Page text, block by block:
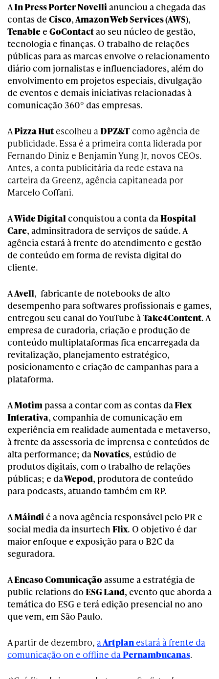
AIn Press Porter Novellianunciou a chegada das
contas de Cisco,Amazon Web Services (AWS),
Tenable e GoContactao seu núcleo de gestão,
tecnologia e finanças. O trabalho de relações
públicas para as marcas envolve o relacionamento
diário com jornalistas e influenciadores, além do
envolvimento em projetos especiais, divulgação
de eventos e demais iniciativas relacionadas à
comunicação 360° das empresas.
APizza Hut escolheu aDPZ&T como agência de
publicidade. Essa é a primeira conta liderada por
Fernando Diniz e Benjamin Yung Jr, novos CEOs.
Antes, a conta publicitária da rede estava na
carteira da Greenz, agência capitaneada por
Marcelo Coffani.
AWide Digital conquistou a conta daHospital
Care, adminsitradora de serviços de saúde. A
agência estará à frente do atendimento e gestão
de conteúdo em forma de revista digital do
cliente.
AAvell, fabricante de notebooks de alto
desempenho para softwares profissionais e games,
entregou seu canal do YouTube àTake4Content. A
empresa de curadoria, criação e produção de
conteúdo multiplataformas fica encarregada da
revitalização, planejamento estratégico,
posicionamento e criação de campanhas para a
plataforma.
AMotim passa a contar com as contas daFlex
Interativa, companhia de comunicação em
experiência em realidade aumentada e metaverso,
à frente da assessoria de imprensa e conteúdos de
alta performance; daNovatics, estúdio de
produtos digitais, com o trabalho de relações
públicas; e daWepod, produtora de conteúdo
para podcasts, atuando também em RP.
AMáindi é a nova agência responsável pelo PR e
social media da insurtech Flix. O objetivo é dar
maior enfoque e exposição para o B2C da
seguradora.
AEncaso Comunicaçãoassume a estratégia de
public relations doESG Land, evento que aborda a
temática do ESG e terá edição presencial no ano
que vem, em São Paulo.
A partir de dezembro, aArtplan estará à frente da
comunicação on e offline daPernambucanas.